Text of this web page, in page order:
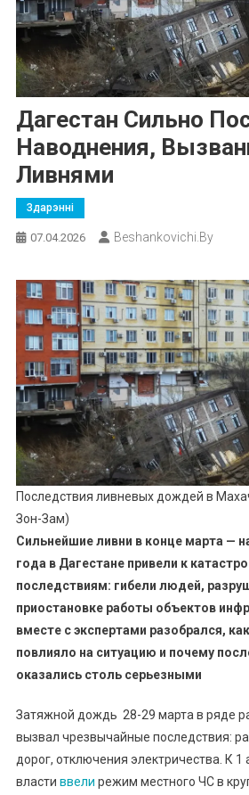
Дагестан Сильно
Наводнения,
Ливнями
Здарэнні
07.04.2026 Beshankovichi.by
Последствия ливневых дождей в
Зон-Зам)
Сильнейшие ливни в конце марта —
года в Дагестане привели к
последствиям: гибели людей,
приостановке работы объектов
вместе с экспертами разобрался,
повлияло на ситуацию и почему
оказались столь серьезными
Затяжной дождь 28-29 марта в ряде
вызвал чрезвычайные последствия:
дорог, отключения электричества. К 1
власти ввели режим местного ЧС в